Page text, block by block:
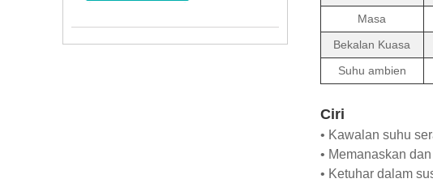
Masa
Bekalan Kuasa
Suhu ambien
Ciri
• Kawalan suhu
• Memanaskan
• Ketuhar dalam